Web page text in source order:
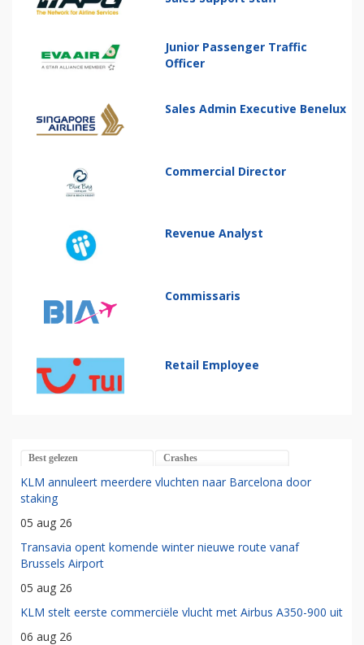
Junior Passenger Traffic
Officer
Sales Admin Executive Benelux
Commercial Director
Revenue Analyst
Commissaris
Retail Employee
Best gelezen Crashes
KLM annuleert meerdere vluchten naar Barcelona door
staking
05 aug 26
Transavia opent komende winter nieuwe route vanaf
Brussels Airport
05 aug 26
KLM stelt eerste commerciële vlucht met Airbus A350-900 uit
06 aug 26